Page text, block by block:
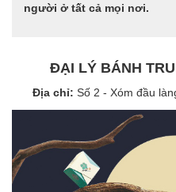
người ở tất cả mọi nơi.
ĐẠI LÝ BÁNH
Địa chỉ: Số 2 - Xóm đầu